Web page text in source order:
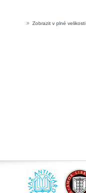
» Zobrazit v plné velikosti